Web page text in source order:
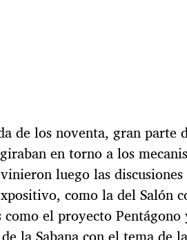
de los noventa, gran parte
en torno a los
luego las discusiones
como la del Salón
el proyecto Pentágono